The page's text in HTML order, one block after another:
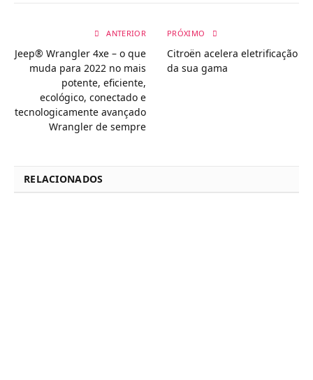
ANTERIOR
Jeep® Wrangler 4xe – o que
muda para 2022 no mais
potente, eficiente,
ecológico, conectado e
tecnologicamente avançado
Wrangler de sempre
PRÓXIMO
Citroën acelera eletrificação
da sua gama
RELACIONADOS